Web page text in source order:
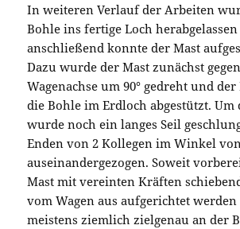
In weiteren Verlauf der Arbeiten
Bohle ins fertige Loch
anschließend konnte der Mast
Dazu wurde der Mast zunächst
Wagenachse um 90° gedreht und
die Bohle im Erdloch abgestützt. Um
wurde noch ein langes Seil
Enden von 2 Kollegen im Winkel von
auseinandergezogen. Soweit
Mast mit vereinten Kräften
vom Wagen aus aufgerichtet
meistens ziemlich zielgenau an der